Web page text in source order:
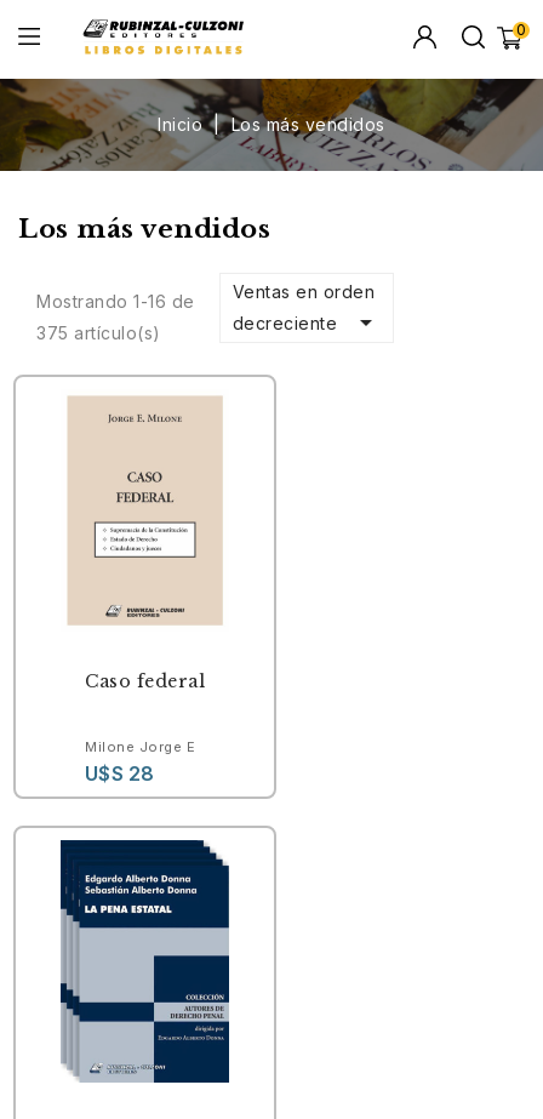
0
Inicio Los más vendidos
Los más vendidos
Ventas en orden
decreciente

Mostrando 1-16 de
375 artículo(s)
Caso federal
Milone Jorge E
U$S 28